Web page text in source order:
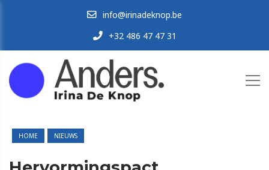
info@irinadeknop.be
+32 486 47 47 31
HOME NIEUWS